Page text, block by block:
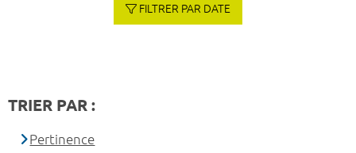
FILTRER PAR DATE
TRIER PAR :
Pertinence